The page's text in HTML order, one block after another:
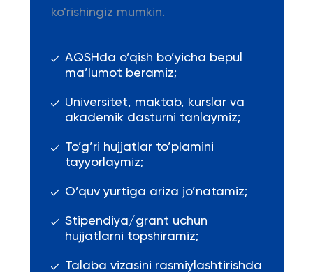
ko'rishingiz mumkin.
AQSHda o’qish bo’yicha bepul
ma’lumot beramiz;
Universitet, maktab, kurslar va
akademik dasturni tanlaymiz;
To’g’ri hujjatlar to’plamini
tayyorlaymiz;
O’quv yurtiga ariza jo’natamiz;
Stipendiya/grant uchun
hujjatlarni topshiramiz;
Talaba vizasini rasmiylashtirishda